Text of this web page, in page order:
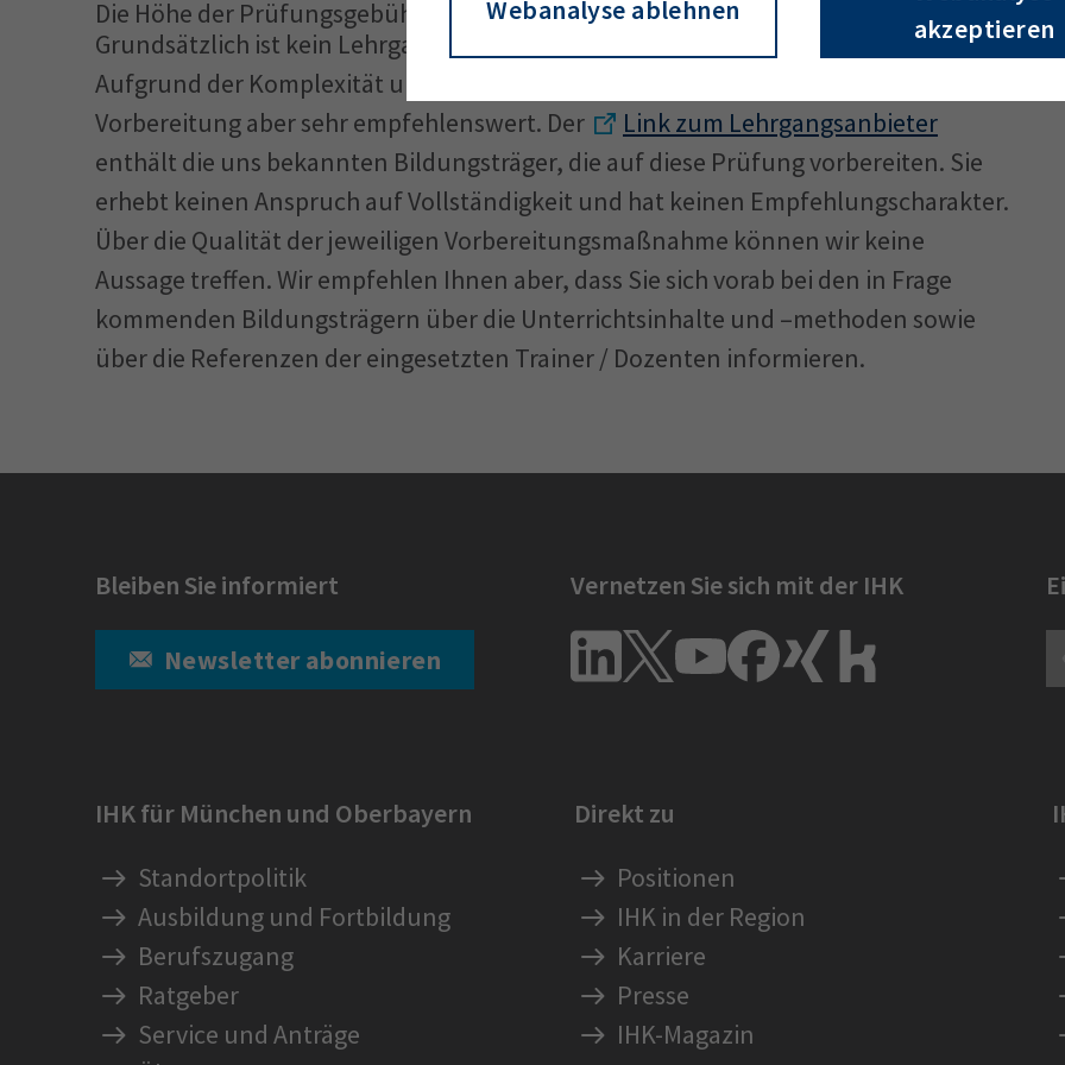
Webanalyse ablehnen
akzeptieren
Die Höhe der Prüfungsgebühren entnehmen Sie bitte der Gebührenordnung
Grundsätzlich ist kein Lehrgang zur Vorbereitung auf die Prüfung vorgeschrieben.
Aufgrund der Komplexität und der Menge des Prüfungsstoffes ist die strukturierte
Vorbereitung aber sehr empfehlenswert. Der
Link zum Lehrgangsanbieter
enthält die uns bekannten Bildungsträger, die auf diese Prüfung vorbereiten. Sie
erhebt keinen Anspruch auf Vollständigkeit und hat keinen Empfehlungscharakter.
Über die Qualität der jeweiligen Vorbereitungsmaßnahme können wir keine
Aussage treffen. Wir empfehlen Ihnen aber, dass Sie sich vorab bei den in Frage
kommenden Bildungsträgern über die Unterrichtsinhalte und –methoden sowie
über die Referenzen der eingesetzten Trainer / Dozenten informieren.
Bleiben Sie informiert
Newsletter abonnieren
Vernetzen Sie sich mit der IHK
IHK für München und Oberbayern
Standortpolitik
Ausbildung und Fortbildung
Berufszugang
Ratgeber
Service und Anträge
Direkt zu
Positionen
IHK in der Region
Karriere
Presse
IHK-Magazin